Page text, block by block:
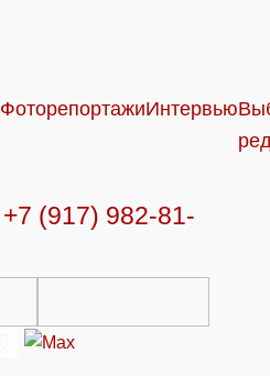
ФоторепортажиИнтервью
+7 (917) 982-81-